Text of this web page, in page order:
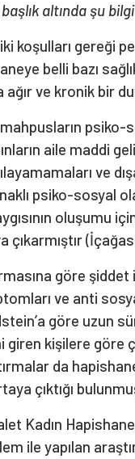
altında şu
koşulları gereği
belli bazı
ağır ve kronik bir
mahpusların
aile maddi
ve
psiko-sosyal
oluşumu
göre
ve anti
göre uzun
giren kişilere göre
da
çıktığı
Kadın
ile yapılan